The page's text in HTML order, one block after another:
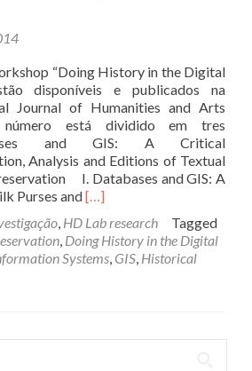
“Doing History in the Digital
disponíveis e publicados na
Journal of Humanities and Arts
está dividido em tres
and GIS: A Critical
Analysis and Editions of Textual
I. Databases and GIS: A
Purses andRead
about
Resultados
do
the
[…]
, HD Lab research
Tagged
, Doing History in the Digital
Systems, GIS, Historical